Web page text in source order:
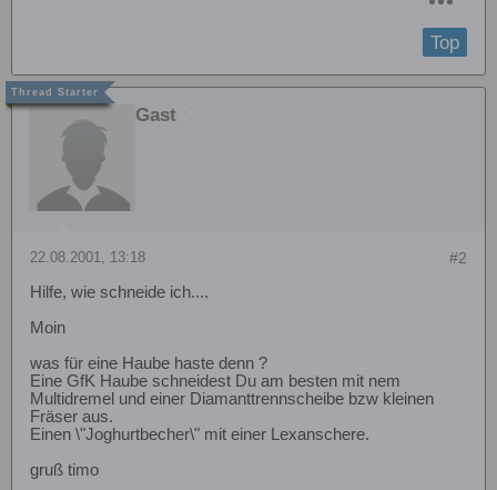
Top
Gast
#2
22.08.2001, 13:18
Hilfe, wie schneide ich....
Moin
was für eine Haube haste denn ?
Eine GfK Haube schneidest Du am besten mit nem
Multidremel und einer Diamanttrennscheibe bzw kleinen
Fräser aus.
Einen \"Joghurtbecher\" mit einer Lexanschere.
gruß timo